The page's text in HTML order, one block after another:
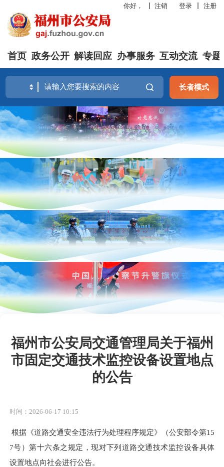
你好， 注销 登录 注册
首页 政务公开 解读回应 办事服务 互动交流 专题
长者模式
福州市公安局交通管理局关于福州
市固定交通技术监控设备设置地点
的公告
时间：2026-06-17 10:15
根据《道路交通安全违法行为处理程序规定》（公安部令第15
7号）第十六条之规定，现对下列道路交通技术监控设备具体
设置地点向社会进行公告。